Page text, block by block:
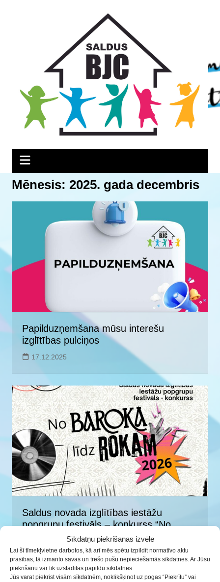
Sīkdatņu piekrišanas izvēle
Lai šī tīmekļvietne darbotos, kā arī mēs spētu izpildīt normatīvo aktu
prasības, tā izmanto savas un trešo pušu nepieciešamās sīkdatnes. Ar Jūsu
piekrišanu var tik uzstādītas papildu sīkdatnes.
Jūs varat piekrist visām sīkdatnēm, noklikšķinot uz pogas “Piekrītu” vai
Mēnesis: 2025. gada decembris
Papilduzņemšana mūsu interešu
izglītības pulciņos
17.12.2025
Saldus novada izglītības iestāžu
popgrupu festivāls – konkurss “No
baroka līdz rokam”
16.12.2025